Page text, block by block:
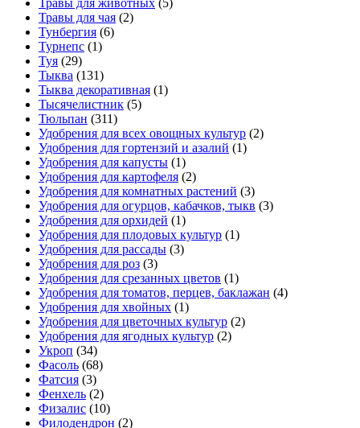
Травы для животных (5)
Травы для чая (2)
Тунбергия (6)
Турнепс (1)
Туя (29)
Тыква (131)
Тыква декоративная (1)
Тысячелистник (5)
Тюльпан (311)
Удобрения для всех овощных культур (2)
Удобрения для гортензий и азалий (1)
Удобрения для капусты (1)
Удобрения для картофеля (2)
Удобрения для комнатных растений (3)
Удобрения для огурцов, кабачков, тыкв (3)
Удобрения для орхидей (1)
Удобрения для плодовых культур (1)
Удобрения для рассады (3)
Удобрения для роз (3)
Удобрения для срезанных цветов (1)
Удобрения для томатов, перцев, баклажан (4)
Удобрения для хвойных (1)
Удобрения для цветочных культур (2)
Удобрения для ягодных культур (2)
Укроп (34)
Фасоль (68)
Фатсия (3)
Фенхель (2)
Физалис (10)
Филодендрон (2)